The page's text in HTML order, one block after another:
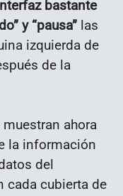
bastante
y “pausa” las
izquierda de
de la
muestran ahora
la información
del
cada cubierta de